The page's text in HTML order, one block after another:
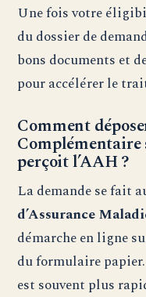
Une fois votre
du dossier de
bons documents et
pour accélérer le
Comment
perçoit l’AAH ?
La demande se fait
d’Assurance
démarche en ligne
du formulaire
est souvent plus